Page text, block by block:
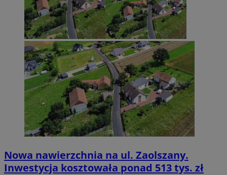
Nowa nawierzchnia na ul. Zaolszany.
Inwestycja kosztowała ponad 513 tys. zł